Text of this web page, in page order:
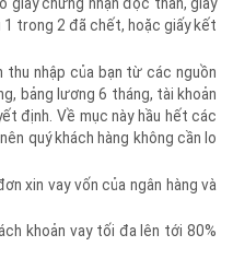
giấy chứng nhận độc thân, giấy
trong 2 đã chết, hoặc giấy kết
thu nhập của bạn từ các nguồn
bảng lương 6 tháng, tài khoản
định. Về mục này hầu hết các
quý khách hàng không cần lo
xin vay vốn của ngân hàng và
khoản vay tối đa lên tới 80%